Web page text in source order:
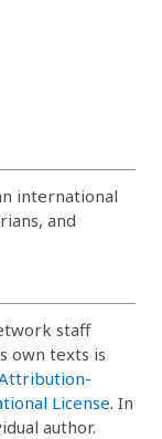
international
and
staff
own texts is
License. In
author.